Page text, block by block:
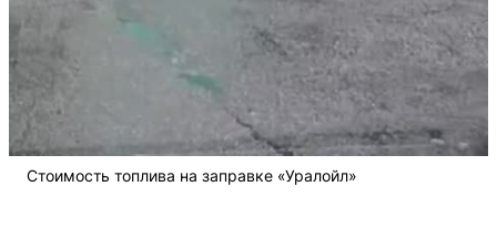
Стоимость топлива на заправке «Уралойл»